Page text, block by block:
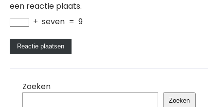
een reactie plaats.
+ seven = 9
Zoeken
Zoeken